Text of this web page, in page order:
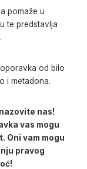
pomaže u
te predstavlja
od bilo
i metadona.
nas!
vas mogu
Oni vam mogu
pravog